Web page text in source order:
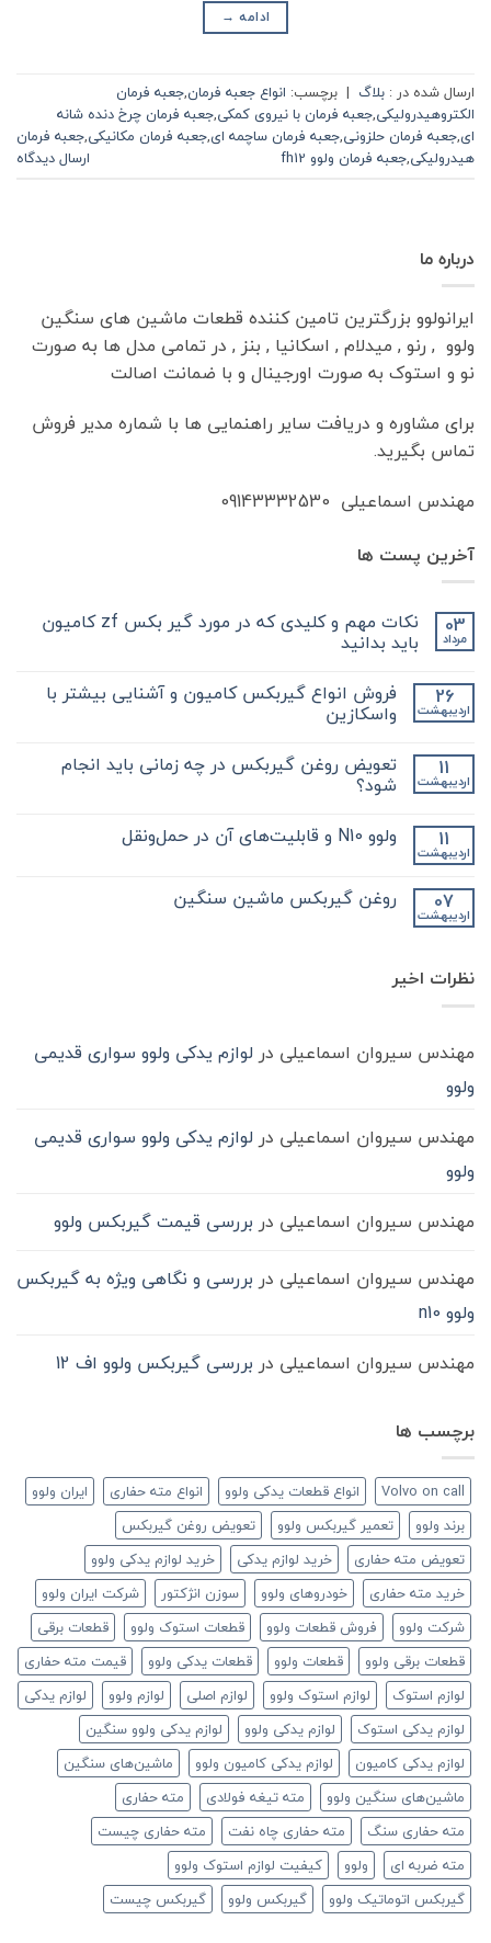
ادامه →
ارسال شده در : بلاگ | برچسب: انواع جعبه فرمان,جعبه فرمان
الکتروهیدرولیکی,جعبه فرمان با نیروی کمکی,جعبه فرمان چرخ دنده شانه
ای,جعبه فرمان حلزونی,جعبه فرمان ساچمه ای,جعبه فرمان مکانیکی,جعبه فرمان
هیدرولیکی,جعبه فرمان ولوو fh12 ارسال دیدگاه
درباره ما
ایرانولوو بزرگترین تامین کننده قطعات ماشین های سنگین
ولوو , رنو , میدلام , اسکانیا , بنز , در تمامی مدل ها به صورت
نو و استوک به صورت اورجینال و با ضمانت اصالت
برای مشاوره و دریافت سایر راهنمایی ها با شماره مدیر فروش
تماس بگیرید.
مهندس اسماعیلی 09143332530
آخرین پست ها
03
مرداد
نکات مهم و کلیدی که در مورد گیر بکس zf کامیون
باید بدانید
دیدگاهی
نکات
مهم
کلیدی
در
مورد
بکس
کامیون
باید
نشده 26
اردیبهشت
فروش انواع گیربکس کامیون و آشنایی بیشتر با
واسکازین
برای
فروش
انواع
و
آشنایی
واسکازین
ثبت
نشده 11
اردیبهشت
تعویض روغن گیربکس در چه زمانی باید انجام
شود؟
برای
تعویض
در
چه
ثبت
نشده 11
اردیبهشت
ولوو N10 و قابلیت‌های آن در حمل‌ونقل
ولوو
N10
حمل‌ونقل
ثبت
نشده 07
اردیبهشت
روغن گیربکس ماشین سنگین
گیربکس
ماشیننظرات اخیر
مهندس سیروان اسماعیلی در لوازم یدکی ولوو سواری قدیمی
ولوو
مهندس سیروان اسماعیلی در لوازم یدکی ولوو سواری قدیمی
ولوو
مهندس سیروان اسماعیلی در بررسی قیمت گیربکس ولوو
مهندس سیروان اسماعیلی در بررسی و نگاهی ویژه به گیربکس
ولوو n10
مهندس سیروان اسماعیلی در بررسی گیربکس ولوو اف 12
برچسب ها
Volvo on call انواع قطعات یدکی ولوو انواع مته حفاری
ایران ولوو
برند ولوو
تعمیر گیربکس ولوو
تعویض روغن گیربکس
تعویض مته حفاری
خرید لوازم یدکی
خرید لوازم یدکی ولوو
خرید مته حفاری
خودروهای ولوو سوزن انژکتور
شرکت ایران ولوو
شرکت ولوو
فروش قطعات ولوو قطعات استوک ولوو
قطعات برقی
قطعات برقی ولوو
قطعات ولوو قطعات یدکی ولوو
قیمت مته حفاری
لوازم استوک
لوازم استوک ولوو لوازم اصلی لوازم ولوو
لوازم یدکی
لوازم یدکی استوک
لوازم یدکی ولوو
لوازم یدکی ولوو سنگین
لوازم یدکی کامیون
لوازم یدکی کامیون ولوو
ماشین‌های سنگین
ماشین‌های سنگین ولوو
مته تیغه فولادی
مته حفاری
مته حفاری سنگ
مته حفاری چاه نفت
مته حفاری چیست
مته ضربه ای
ولوو
کیفیت لوازم استوک ولوو
گیربکس اتوماتیک ولوو
گیربکس ولوو گیربکس چیست